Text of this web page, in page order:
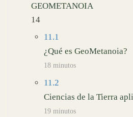
GEOMETANOIA
14
11.1
¿Qué es GeoMetanoia?
18 minutos
11.2
Ciencias de la Tierra
19 minutos